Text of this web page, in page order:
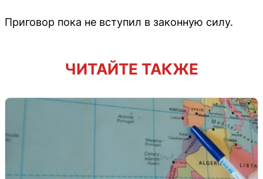
Приговор пока не вступил в законную силу.
ЧИТАЙТЕ ТАКЖЕ